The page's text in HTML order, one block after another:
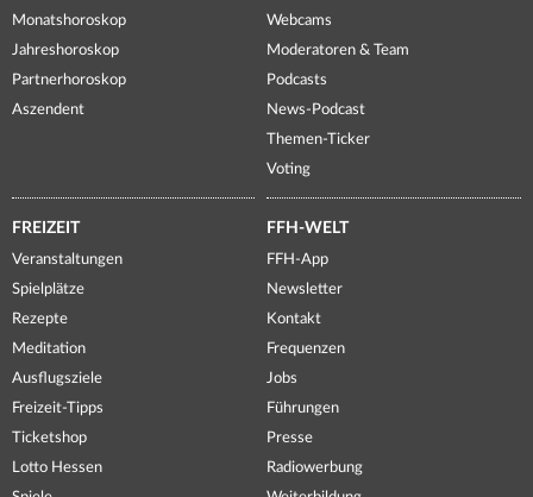
Monatshoroskop
Jahreshoroskop
Partnerhoroskop
Aszendent
Webcams
Moderatoren & Team
Podcasts
News-Podcast
Themen-Ticker
Voting
FREIZEIT
Veranstaltungen
Spielplätze
Rezepte
Meditation
Ausflugsziele
Freizeit-Tipps
Ticketshop
Lotto Hessen
FFH-WELT
FFH-App
Newsletter
Kontakt
Frequenzen
Jobs
Führungen
Presse
Radiowerbung